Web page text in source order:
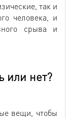
так и
человека, и
срыва и
или нет?
вещи, чтобы